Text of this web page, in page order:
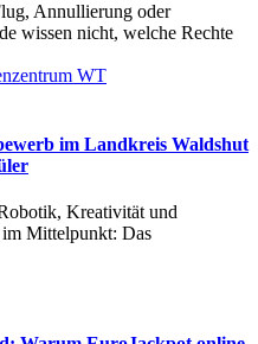
Annullierung oder
wissen nicht, welche Rechte
im Landkreis Waldshut
Kreativität und
im Mittelpunkt: Das